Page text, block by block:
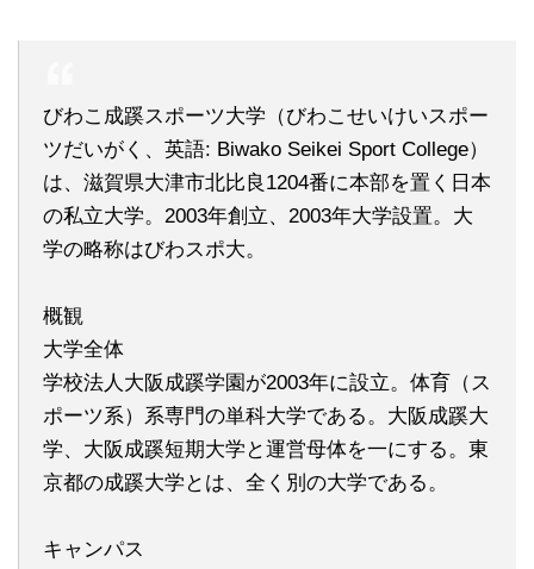
びわこ成蹊スポーツ大学（びわこせいけいスポー
ツだいがく、英語: Biwako Seikei Sport College）
は、滋賀県大津市北比良1204番に本部を置く日本
の私立大学。2003年創立、2003年大学設置。大
学の略称はびわスポ大。
概観
大学全体
学校法人大阪成蹊学園が2003年に設立。体育（ス
ポーツ系）系専門の単科大学である。大阪成蹊大
学、大阪成蹊短期大学と運営母体を一にする。東
京都の成蹊大学とは、全く別の大学である。
キャンパス